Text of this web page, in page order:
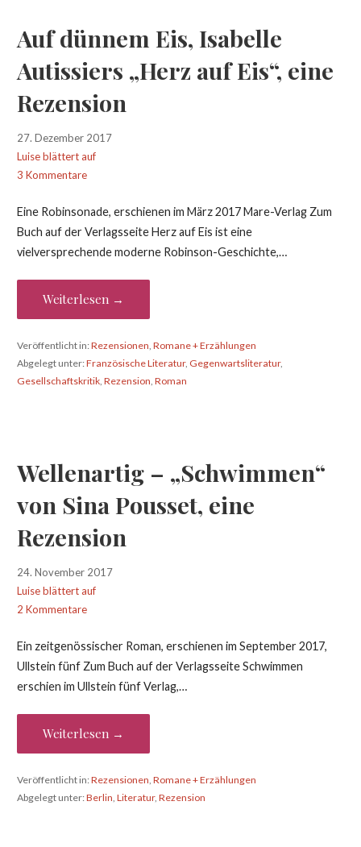
Auf dünnem Eis, Isabelle
Autissiers „Herz auf Eis“, eine
Rezension
27. Dezember 2017
Luise blättert auf
3 Kommentare
Eine Robinsonade, erschienen im März 2017 Mare-Verlag Zum
Buch auf der Verlagsseite Herz auf Eis ist eine
vielversprechende moderne Robinson-Geschichte,…
Weiterlesen →
Veröffentlicht in:Rezensionen Romane + Erzählungen
Abgelegt unter:Französische Literatur, Gegenwartsliteratur,
Gesellschaftskritik, Rezension Roman
Wellenartig – „Schwimmen“
von Sina Pousset, eine
Rezension
24. November 2017
Luise blättert auf
2 Kommentare
Ein zeitgenössischer Roman, erschienen im September 2017,
Ullstein fünf Zum Buch auf der Verlagsseite Schwimmen
erschien im Ullstein fünf Verlag,…
Weiterlesen →
Veröffentlicht in:Rezensionen Romane + Erzählungen
Abgelegt unter:Berlin Literatur, Rezension